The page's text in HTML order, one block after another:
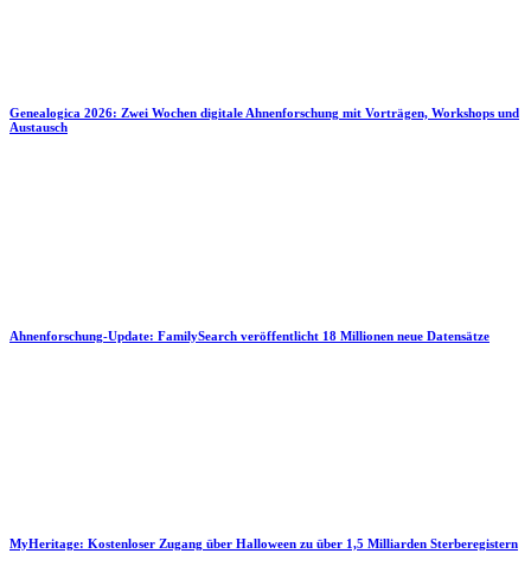
Genealogica 2026: Zwei Wochen digitale Ahnenforschung mit Vorträgen, Workshops und
Austausch
Ahnenforschung-Update: FamilySearch veröffentlicht 18 Millionen neue Datensätze
MyHeritage: Kostenloser Zugang über Halloween zu über 1,5 Milliarden Sterberegistern